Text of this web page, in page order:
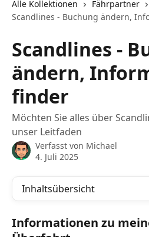
Alle Kollektionen
Fährpartner
Scandlines - Buchung ändern,
Scandlines -
ändern,
finder
Möchten Sie alles über
unser Leitfaden
Verfasst von Michael
4. Juli 2025
Inhaltsübersicht
Informationen zu